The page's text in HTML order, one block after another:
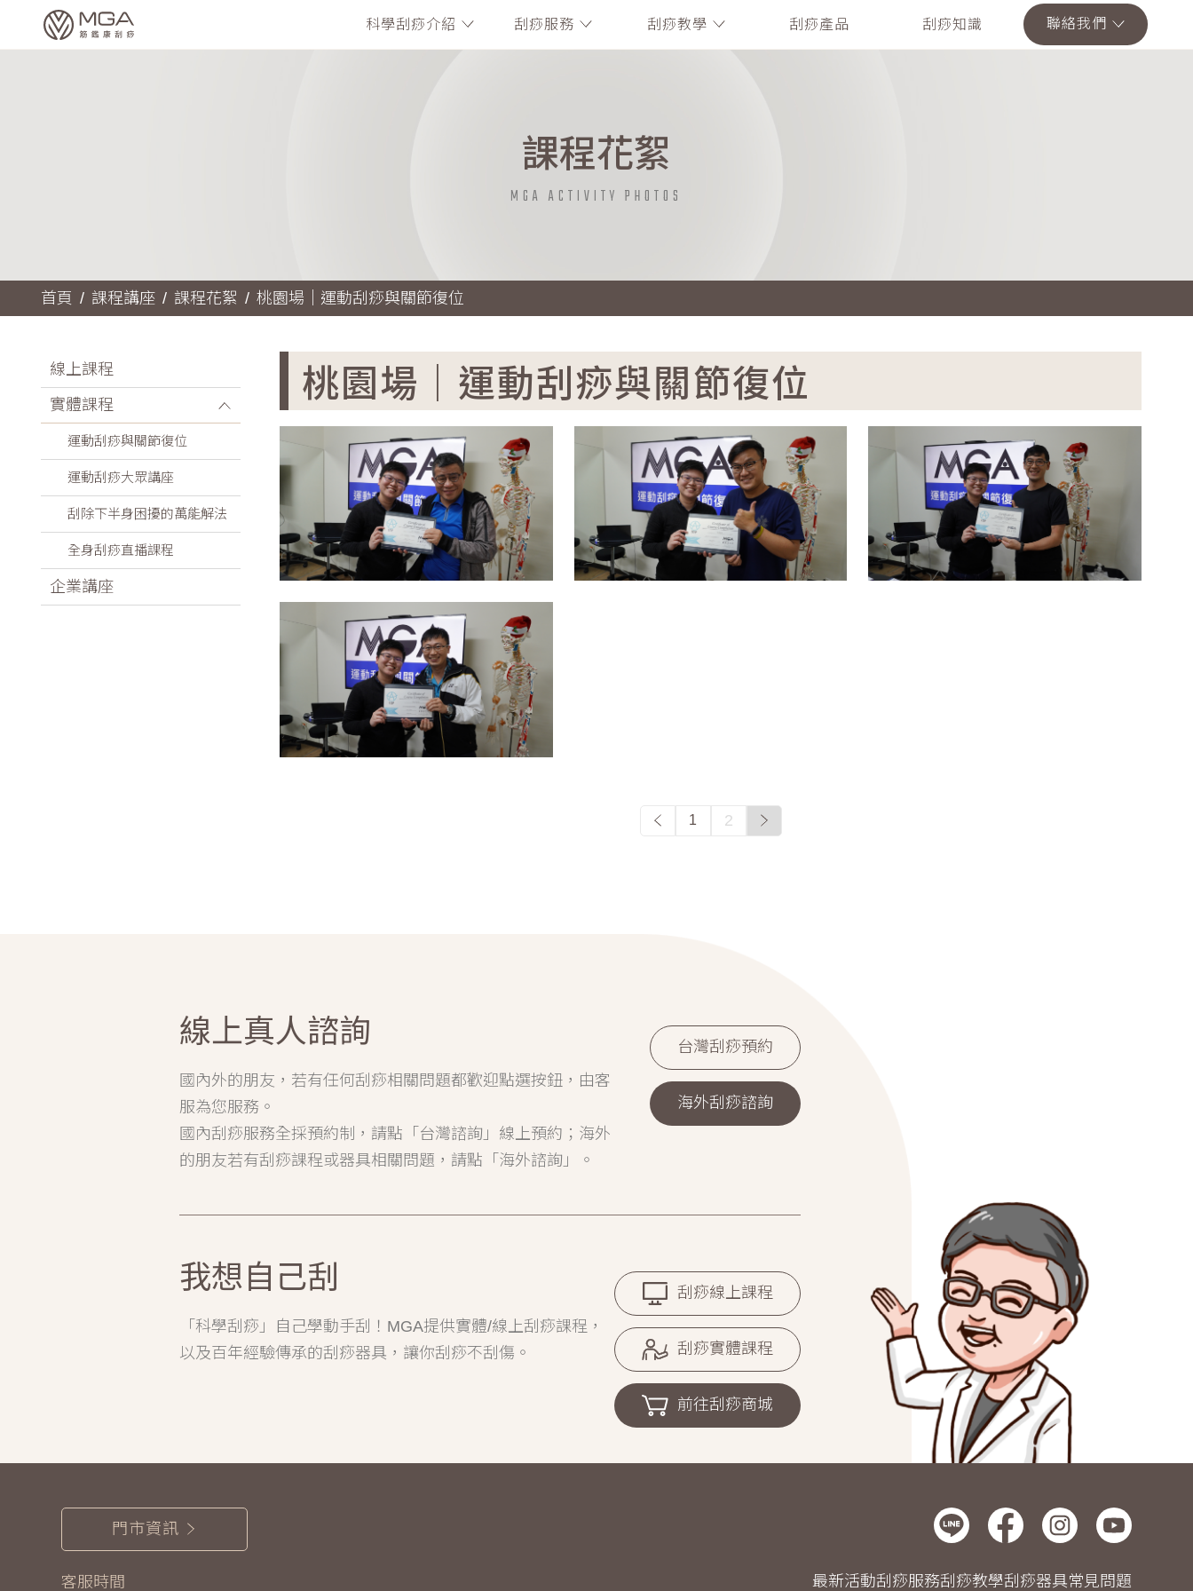
科學刮痧介紹 刮痧服務 刮痧教學 刮痧產品 刮痧知識 聯絡我們
課程花絮
MGA ACTIVITY PHOTOS
首頁 課程講座 課程花絮 桃園場｜運動刮痧與關節復位
線上課程
實體課程
運動刮痧與關節復位
運動刮痧大眾講座
刮除下半身困擾的萬能解法
全身刮痧直播課程
企業講座
桃園場｜運動刮痧與關節復位
1 2
線上真人諮詢
國內外的朋友，若有任何刮痧相關問題都歡迎點選按鈕，由客
服為您服務。
國內刮痧服務全採預約制，請點「台灣諮詢」線上預約；海外
的朋友若有刮痧課程或器具相關問題，請點「海外諮詢」。
台灣刮痧預約
海外刮痧諮詢
我想自己刮
「科學刮痧」自己學動手刮！MGA提供實體/線上刮痧課程，
以及百年經驗傳承的刮痧器具，讓你刮痧不刮傷。
刮痧線上課程
刮痧實體課程
前往刮痧商城
門市資訊
客服時間 最新活動刮痧服務刮痧教學刮痧器具常見問題